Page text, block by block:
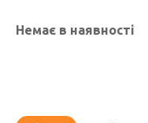
Немає в наявності